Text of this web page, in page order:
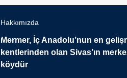
Hakkımızda
Mermer, İç Anadolu’nun en
kentlerinden olan Sivas’ın
köydür